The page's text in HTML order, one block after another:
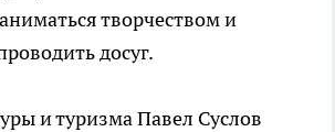
творчеством и
досуг.
и туризма Павел Суслов